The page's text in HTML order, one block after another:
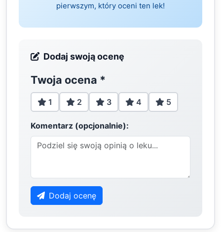
pierwszym, który oceni ten lek!
Dodaj swoją ocenę
Twoja ocena *
1 2 3 4 5
Komentarz (opcjonalnie):
Dodaj ocenę